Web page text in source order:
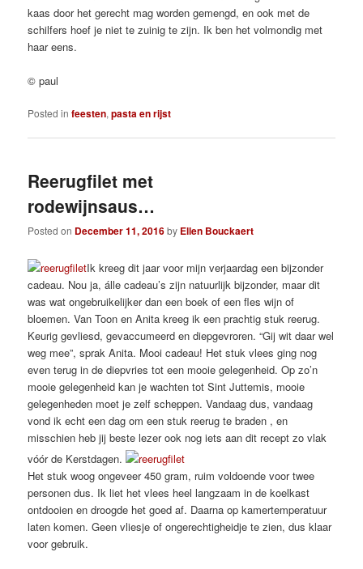
kaas door het gerecht mag worden gemengd, en ook met de
schilfers hoef je niet te zuinig te zijn. Ik ben het volmondig met
haar eens.
© paul
Posted in feesten,pasta en rijst
Reerugfilet met
rodewijnsaus…
Posted on December 11, 2016by Ellen Bouckaert
Ik kreeg dit jaar voor mijn verjaardag een bijzonder
cadeau. Nou ja, álle cadeau’s zijn natuurlijk bijzonder, maar dit
was wat ongebruikelijker dan een boek of een fles wijn of
bloemen. Van Toon en Anita kreeg ik een prachtig stuk reerug.
Keurig gevliesd, gevaccumeerd en diepgevroren. “Gij wit daar wel
weg mee”, sprak Anita. Mooi cadeau! Het stuk vlees ging nog
even terug in de diepvries tot een mooie gelegenheid. Op zo’n
mooie gelegenheid kan je wachten tot Sint Juttemis, mooie
gelegenheden moet je zelf scheppen. Vandaag dus, vandaag
vond ik echt een dag om een stuk reerug te braden , en
misschien heb jij beste lezer ook nog iets aan dit recept zo vlak
vóór de Kerstdagen.
Het stuk woog ongeveer 450 gram, ruim voldoende voor twee
personen dus. Ik liet het vlees heel langzaam in de koelkast
ontdooien en droogde het goed af. Daarna op kamertemperatuur
laten komen. Geen vliesje of ongerechtigheidje te zien, dus klaar
voor gebruik.